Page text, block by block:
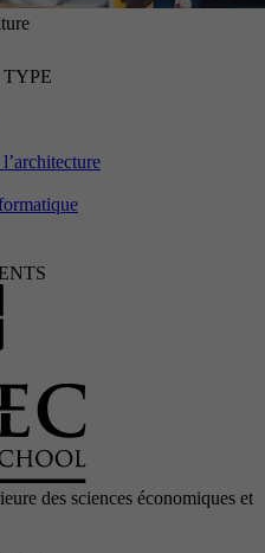
des sciences économiques et